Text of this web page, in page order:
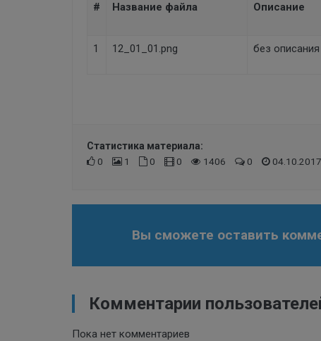
# Название файла Описание
1 12_01_01.png без описания
Статистика материала:
0
1 0 0 1406 0
Вы сможете оставить
Комментарии
Пока нет комментариев